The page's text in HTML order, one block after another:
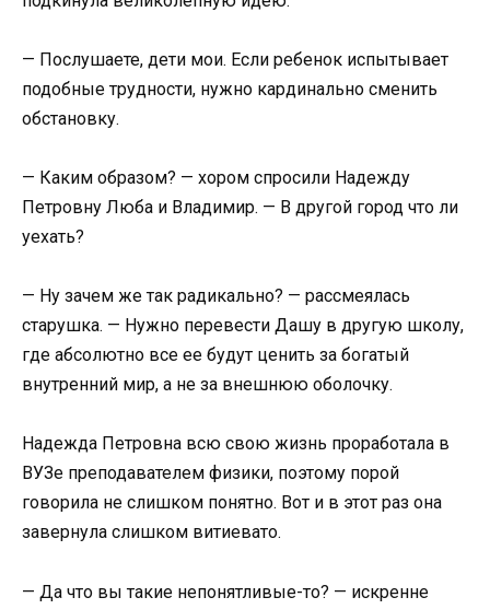
— Послушаете, дети мои. Если ребенок испытывает
подобные трудности, нужно кардинально сменить
обстановку.
— Каким образом? — хором спросили Надежду
Петровну Люба и Владимир. — В другой город что ли
уехать?
— Ну зачем же так радикально? — рассмеялась
старушка. — Нужно перевести Дашу в другую школу,
где абсолютно все ее будут ценить за богатый
внутренний мир, а не за внешнюю оболочку.
Надежда Петровна всю свою жизнь проработала в
ВУЗе преподавателем физики, поэтому порой
говорила не слишком понятно. Вот и в этот раз она
завернула слишком витиевато.
— Да что вы такие непонятливые-то? — искренне